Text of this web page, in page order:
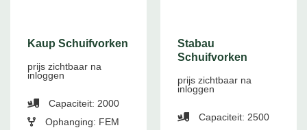
Kaup Schuifvorken
prijs zichtbaar na
inloggen
Capaciteit: 2000
Ophanging: FEM
Stabau
Schuifvorken
prijs zichtbaar na
inloggen
Capaciteit: 2500